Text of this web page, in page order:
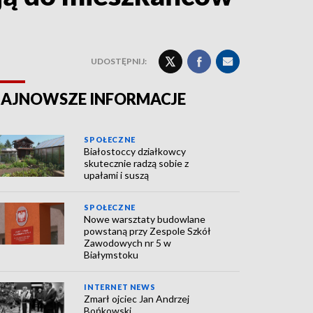
UDOSTĘPNIJ:
INFORMACJE
SPOŁECZNE
Białostoccy działkowcy
skutecznie radzą sobie z
upałami i suszą
SPOŁECZNE
Nowe warsztaty budowlane
powstaną przy Zespole Szkół
Zawodowych nr 5 w
Białymstoku
INTERNET NEWS
Zmarł ojciec Jan Andrzej
Bońkowski